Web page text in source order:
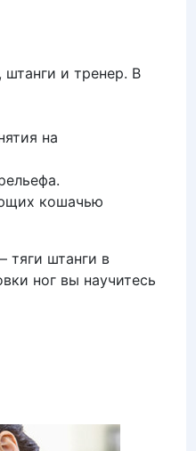
и тренер. В
на
кошачью
штанги в
ног вы научитесь